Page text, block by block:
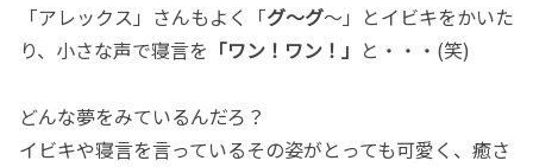
「アレックス」さんもよく「グ～グ～」とイビキをかいた
り、小さな声で寝言を 「ワン！ワン！」 と・・・(笑)
どんな夢をみているんだろ？
イビキや寝言を言っているその姿がとっても可愛く、癒さ